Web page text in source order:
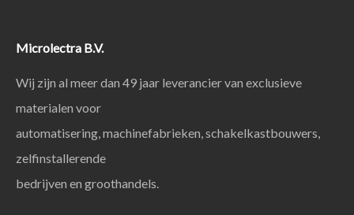
Microlectra B.V.
Wij zijn al meer dan 49 jaar leverancier van exclusieve
materialen voor
automatisering, machinefabrieken, schakelkastbouwers,
zelfinstallerende
bedrijven en groothandels.